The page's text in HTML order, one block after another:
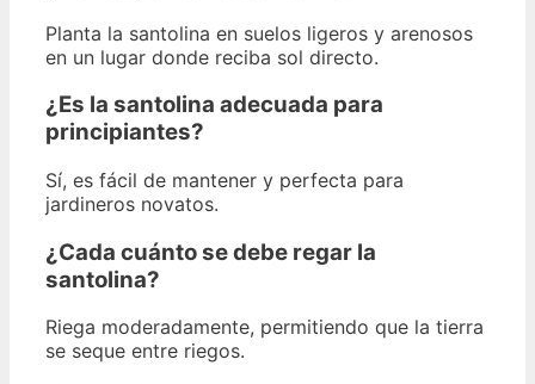
Planta la santolina en suelos ligeros y arenosos
en un lugar donde reciba sol directo.
¿Es la santolina adecuada para
principiantes?
Sí, es fácil de mantener y perfecta para
jardineros novatos.
¿Cada cuánto se debe regar la
santolina?
Riega moderadamente, permitiendo que la tierra
se seque entre riegos.